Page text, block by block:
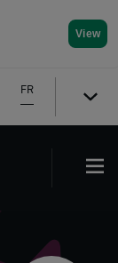
View
FR